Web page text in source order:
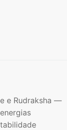
e Rudraksha —